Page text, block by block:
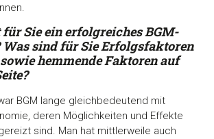
für Sie ein erfolgreiches BGM-
Was sind für Sie Erfolgsfaktoren
sowiehemmende Faktoren auf
BGM lange gleichbedeutend mit
deren Möglichkeiten und Effekte
sind. Man hat mittlerweile auch